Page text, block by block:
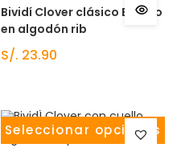
Bividí Clover clásico Blanco
en algodón rib
S/. 23.90
Seleccionar opciones